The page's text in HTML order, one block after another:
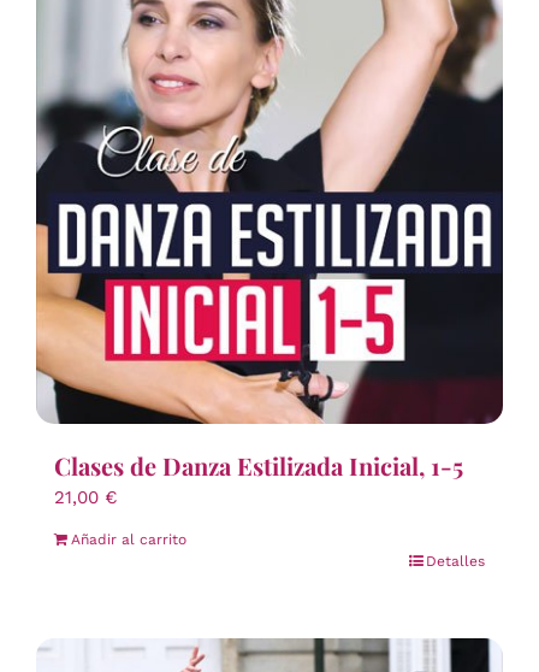
Clases de Danza Estilizada Inicial, 1-5
21,00 €
Añadir al carrito
Detalles